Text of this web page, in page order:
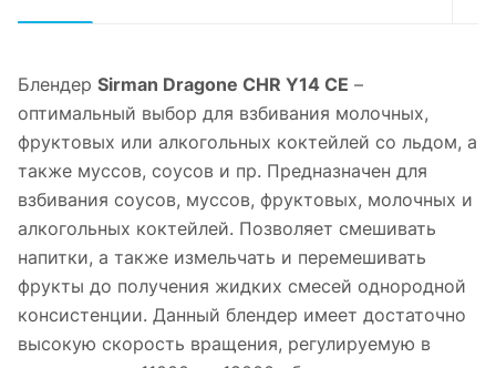
Блендер Sirman Dragone CHR Y14 CE –
оптимальный выбор для взбивания молочных,
фруктовых или алкогольных коктейлей со льдом, а
также муссов, соусов и пр. Предназначен для
взбивания соусов, муссов, фруктовых, молочных и
алкогольных коктейлей. Позволяет смешивать
напитки, а также измельчать и перемешивать
фрукты до получения жидких смесей однородной
консистенции. Данный блендер имеет достаточно
высокую скорость вращения, регулируемую в